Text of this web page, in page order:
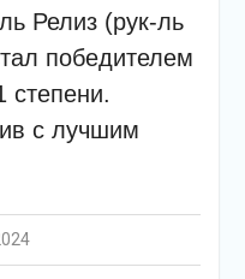
Релиз (рук-ль
победителем
степени.
с лучшим